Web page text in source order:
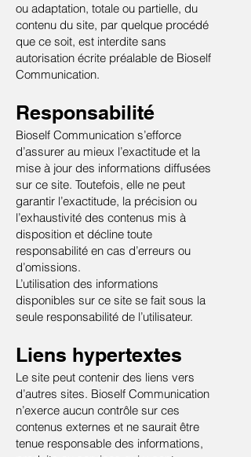
ou adaptation, totale ou partielle, du
contenu du site, par quelque procédé
que ce soit, est interdite sans
autorisation écrite préalable de Bioself
Communication.
Responsabilité
Bioself Communication s’efforce
d’assurer au mieux l’exactitude et la
mise à jour des informations diffusées
sur ce site. Toutefois, elle ne peut
garantir l’exactitude, la précision ou
l’exhaustivité des contenus mis à
disposition et décline toute
responsabilité en cas d’erreurs ou
d’omissions.
L’utilisation des informations
disponibles sur ce site se fait sous la
seule responsabilité de l’utilisateur.
Liens hypertextes
Le site peut contenir des liens vers
d’autres sites. Bioself Communication
n’exerce aucun contrôle sur ces
contenus externes et ne saurait être
tenue responsable des informations,